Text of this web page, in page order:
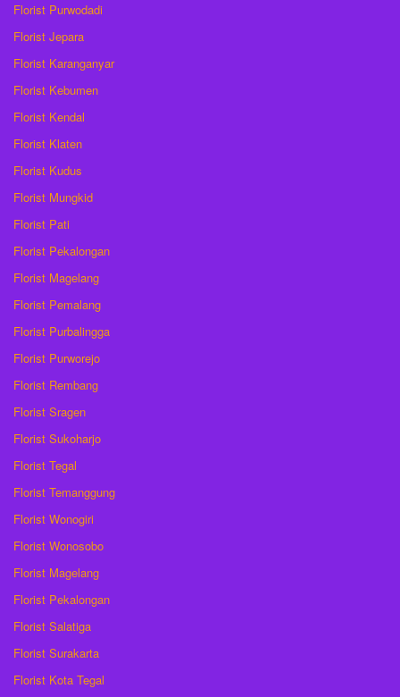
Florist Purwodadi
Florist Jepara
Florist Karanganyar
Florist Kebumen
Florist Kendal
Florist Klaten
Florist Kudus
Florist Mungkid
Florist Pati
Florist Pekalongan
Florist Magelang
Florist Pemalang
Florist Purbalingga
Florist Purworejo
Florist Rembang
Florist Sragen
Florist Sukoharjo
Florist Tegal
Florist Temanggung
Florist Wonogiri
Florist Wonosobo
Florist Magelang
Florist Pekalongan
Florist Salatiga
Florist Surakarta
Florist Kota Tegal